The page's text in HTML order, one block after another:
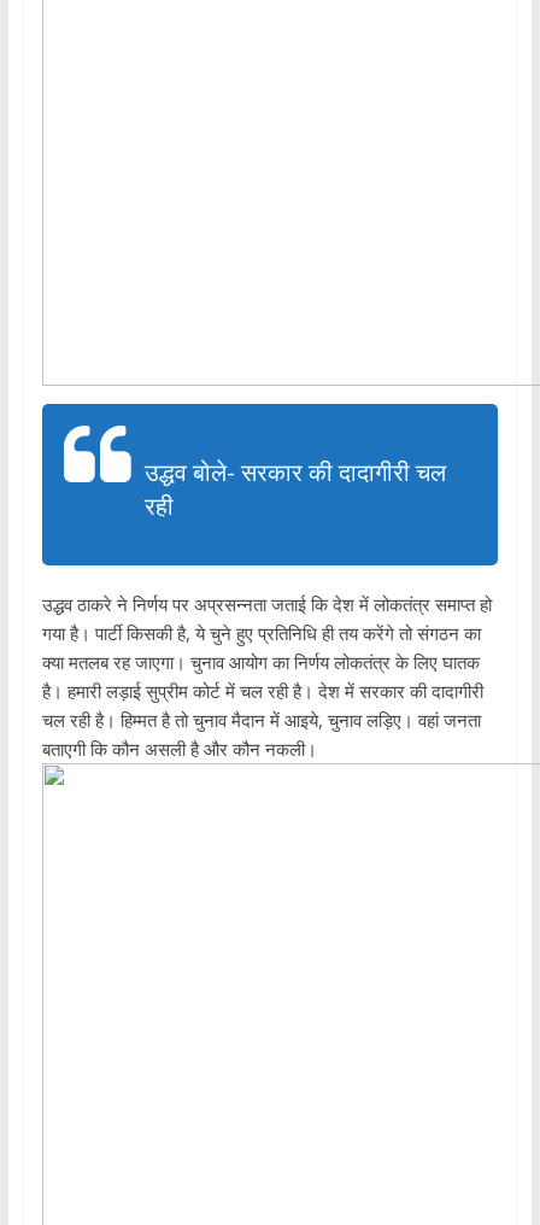
उद्धव बोले- सरकार की दादागीरी चल
रही
उद्धव ठाकरे ने निर्णय पर अप्रसन्नता जताई कि देश में लोकतंत्र समाप्त हो
गया है। पार्टी किसकी है, ये चुने हुए प्रतिनिधि ही तय करेंगे तो संगठन का
क्या मतलब रह जाएगा। चुनाव आयोग का निर्णय लोकतंत्र के लिए घातक
है। हमारी लड़ाई सुप्रीम कोर्ट में चल रही है। देश में सरकार की दादागीरी
चल रही है। हिम्मत है तो चुनाव मैदान में आइये, चुनाव लड़िए। वहां जनता
बताएगी कि कौन असली है और कौन नकली।